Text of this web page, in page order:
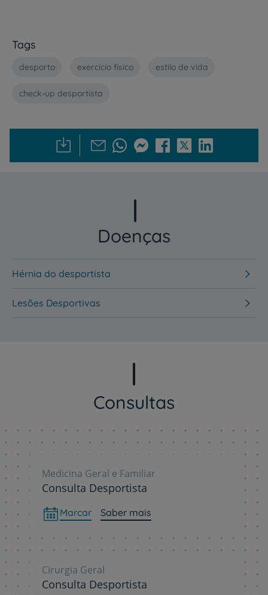
Tags
desporto exercício físico estilo de vida
check-up desportista
Doenças
Hérnia do desportista
Lesões Desportivas
Consultas
Medicina Geral e Familiar
Consulta Desportista
Marcar Saber mais
Cirurgia Geral
Consulta Desportista